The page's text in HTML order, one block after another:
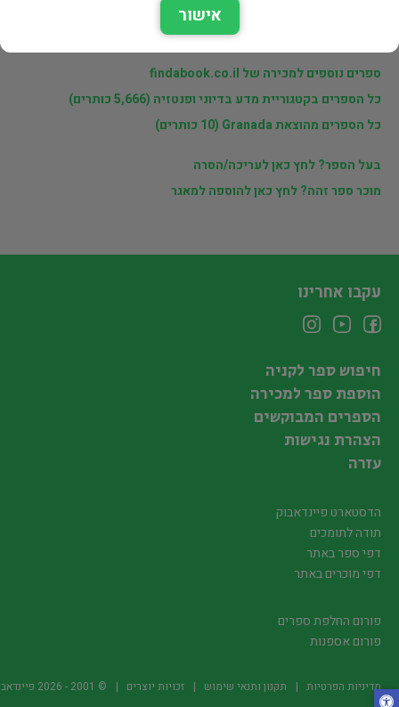
ספרים נוספים למכירה של findabook.co.il
כל הספרים בקטגוריית מדע בדיוני ופנטזיה (5,666 כותרים)
כל הספרים מהוצאת Granada (10 כותרים)
בעל הספר? לחץ כאן לעריכה/הסרה
מוכר ספר זהה? לחץ כאן להוספה למאגר
אישור
עקבו אחרינו
חיפוש ספר לקניה
הוספת ספר למכירה
הספרים המבוקשים
הצהרת נגישות
עזרה
הדסטארט פיינדאבוק
תודה לתומכים
דפי ספר באתר
דפי מוכרים באתר
פורום החלפת ספרים
פורום אספנות
מדיניות הפרטיות תקנון ותנאי שימוש זכויות יוצרים © 2001 -
2026